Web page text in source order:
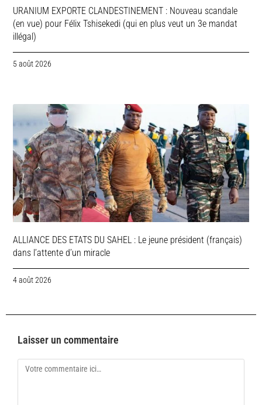
URANIUM EXPORTE CLANDESTINEMENT : Nouveau scandale
(en vue) pour Félix Tshisekedi (qui en plus veut un 3e mandat
illégal)
5 août 2026
ALLIANCE DES ETATS DU SAHEL : Le jeune président (français)
dans l’attente d’un miracle
4 août 2026
Laisser un commentaire